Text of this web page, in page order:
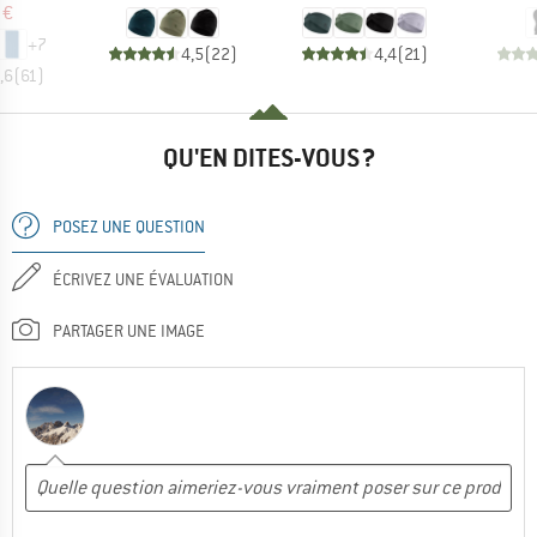
+7
(61 )
4,5(22) 4,4(21 )
QU'EN DITES-VOUS ?
POSEZ UNE QUESTION
ÉCRIVEZ UNE ÉVALUATION
PARTAGER UNE IMAGE